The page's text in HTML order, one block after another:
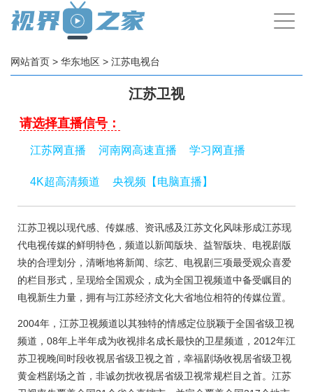
手
机
网站首页 > 华东地区 > 江苏电视台
江苏卫视
请选择直播信号：
江苏网直播 河南网高速直播 学习网直播
4K超高清频道 央视频【电脑直播】
江苏卫视以现代感、传媒感、资讯感及江苏文化风味形成江苏现
代电视传媒的鲜明特色，频道以新闻版块、益智版块、电视剧版
块的合理划分，清晰地将新闻、综艺、电视剧三项最受观众喜爱
的栏目形式，呈现给全国观众，成为全国卫视频道中备受瞩目的
电视新生力量，拥有与江苏经济文化大省地位相符的传媒位置。
2004年，江苏卫视频道以其独特的情感定位脱颖于全国省级卫视
频道，08年上半年成为收视排名成长最快的卫星频道，2012年江
苏卫视晚间时段收视居省级卫视之首，幸福剧场收视居省级卫视
黄金档剧场之首，非诚勿扰收视居省级卫视常规栏目之首。江苏